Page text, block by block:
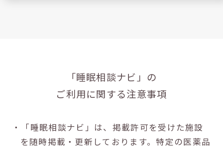
「睡眠相談ナビ」の
ご利用に関する注意事項
・「睡眠相談ナビ」は、掲載許可を受けた施設
を随時掲載・更新しております。特定の医薬品